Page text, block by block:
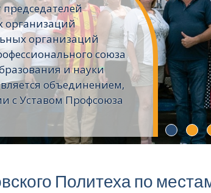
организаций
организаций
союза
и науки
объединением,
с Уставом Профсоюза
Политеха по